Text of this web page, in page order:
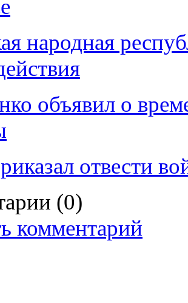
народная
объявил о
отвести
(0)
комментарий